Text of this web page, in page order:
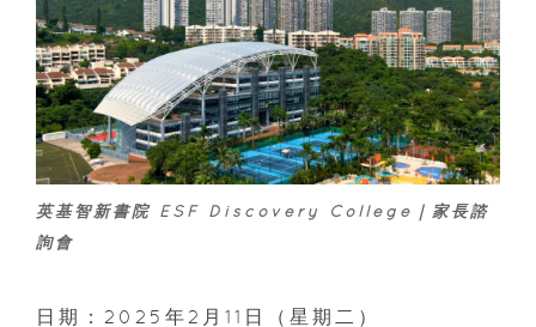
英基智新書院 ESF Discovery College｜家長諮
詢會
日期：2025年2月11日（星期二）